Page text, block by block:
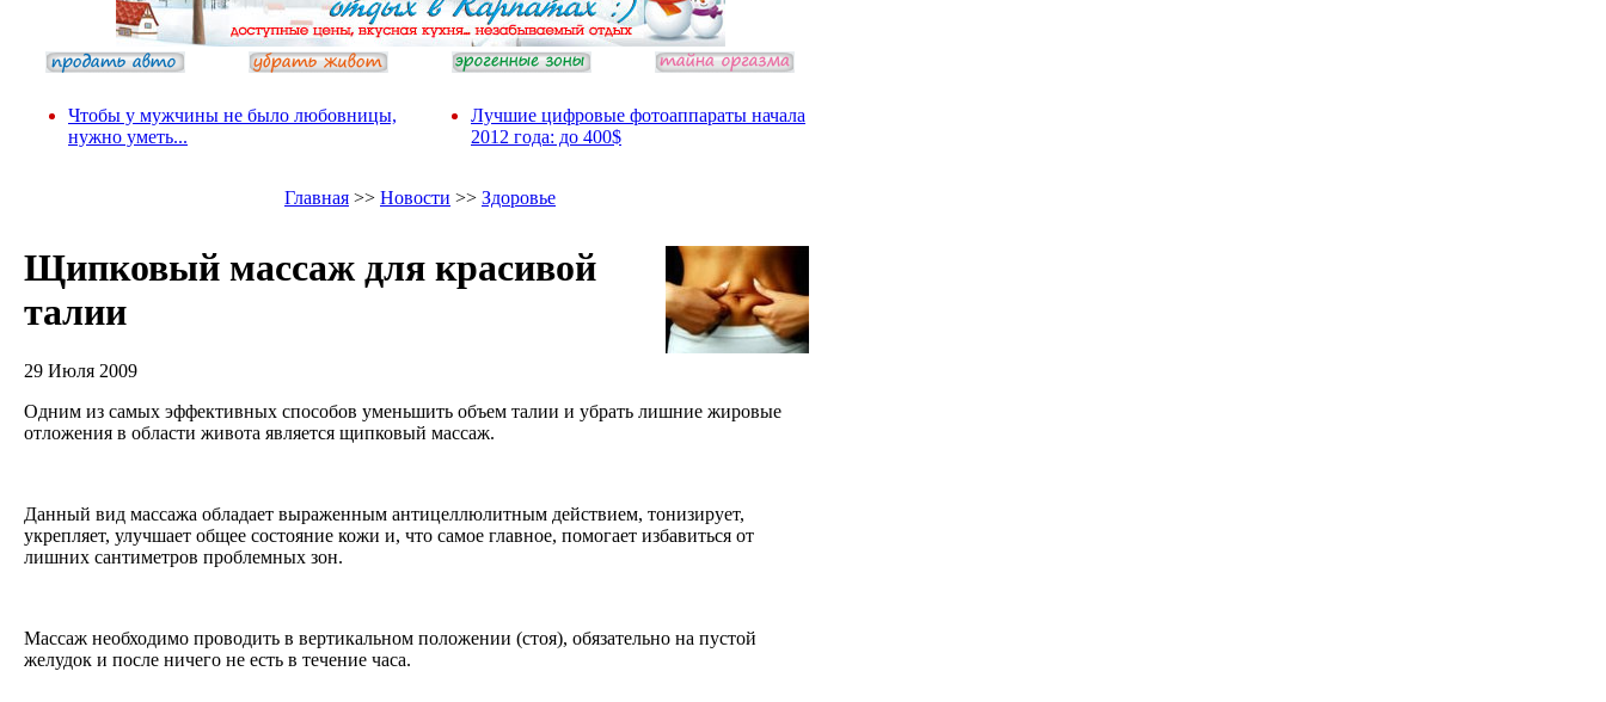
Чтобы у мужчины не было любовницы,
нужно уметь...
Лучшие цифровые фотоаппараты начала
2012 года: до 400$
Главная >> Новости >> Здоровье
Щипковый массаж для красивой
талии
29 Июля 2009
Одним из самых эффективных способов уменьшить объем талии и убрать лишние жировые
отложения в области живота является щипковый массаж.
Данный вид массажа обладает выраженным антицеллюлитным действием, тонизирует,
укрепляет, улучшает общее состояние кожи и, что самое главное, помогает избавиться от
лишних сантиметров проблемных зон.
Массаж необходимо проводить в вертикальном положении (стоя), обязательно на пустой
желудок и после ничего не есть в течение часа.